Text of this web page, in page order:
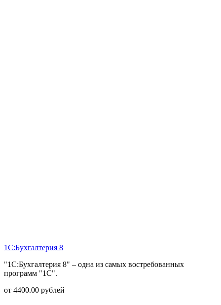
1С:Бухгалтерия 8
"1С:Бухгалтерия 8" – одна из самых востребованных
программ "1С".
от 4400.00 рублей